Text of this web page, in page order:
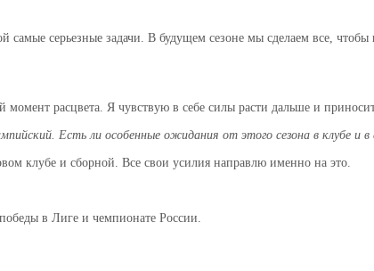
серьезные задачи. В будущем сезоне мы сделаем все, чтобы
расцвета. Я чувствую в себе силы расти дальше и
Есть ли особенные ожидания от этого сезона в клубе и в
клубе и сборной. Все свои усилия направлю именно на это.
в Лиге и чемпионате России.